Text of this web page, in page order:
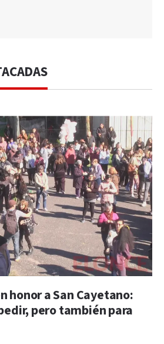
honor a San Cayetano:
pero también para